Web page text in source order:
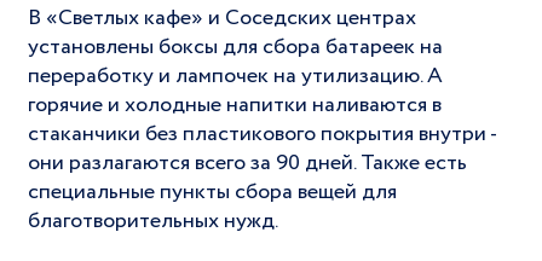
В «Светлых кафе» и Соседских центрах
установлены боксы для сбора батареек на
переработку и лампочек на утилизацию. А
горячие и холодные напитки наливаются в
стаканчики без пластикового покрытия внутри -
они разлагаются всего за 90 дней. Также есть
специальные пункты сбора вещей для
благотворительных нужд.